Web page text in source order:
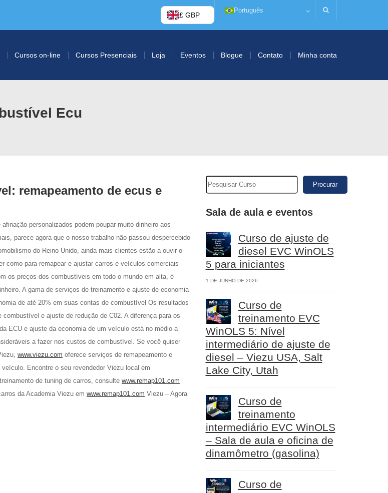
£ GBP
Português
Cursos on-line Cursos Presenciais Loja Eventos Blogue Contato Minha conta
Ecu
remapeamento de ecus e
personalizados podem poupar muito dinheiro aos
parece agora que o nosso trabalho não passou despercebido
do Reino Unido, ainda mais clientes estão a ouvir o
como para remapear e ajustar carros e veículos comerciais
os preços dos combustíveis em todo o mundo em alta, é
A gama de serviços de treinamento e ajuste de economia
de até 20% em suas contas de combustível Os resultados
e ajuste de redução de C02. A diferença para os
ECU e ajuste da economia de um veículo está no médio a
a fazer nos custos de combustível. Se você quiser
www.viezu.com oferece serviços de remapeamento e
Encontre o seu revendedor Viezu local em
de tuning de carros, consulte www.remap101.com
da Academia Viezu em www.remap101.com Viezu – Agora
Procurar
Sala de aula e eventos
Curso de ajuste de
diesel EVC WinOLS
5 para iniciantes
1 DE JUNHO DE 2026
Curso de
treinamento EVC
WinOLS 5: Nível
intermediário de ajuste de
diesel – Viezu USA, Salt
Lake City, Utah
Curso de
treinamento
intermediário EVC WinOLS
– Sala de aula e oficina de
dinamômetro (gasolina)
Curso de